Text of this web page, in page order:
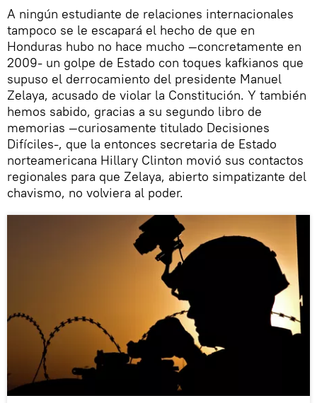
A ningún estudiante de relaciones internacionales
tampoco se le escapará el hecho de que en
Honduras hubo no hace mucho —concretamente en
2009- un golpe de Estado con toques kafkianos que
supuso el derrocamiento del presidente Manuel
Zelaya, acusado de violar la Constitución. Y también
hemos sabido, gracias a su segundo libro de
memorias —curiosamente titulado Decisiones
Difíciles-, que la entonces secretaria de Estado
norteamericana Hillary Clinton movió sus contactos
regionales para que Zelaya, abierto simpatizante del
chavismo, no volviera al poder.